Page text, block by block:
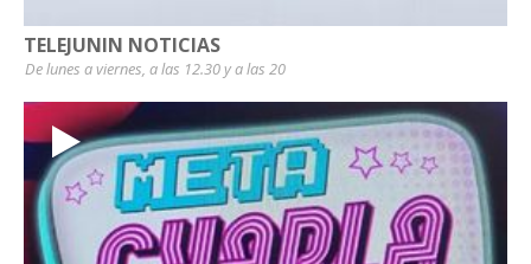
TELEJUNIN NOTICIAS
De lunes a viernes, a las 12.30 y a las 20